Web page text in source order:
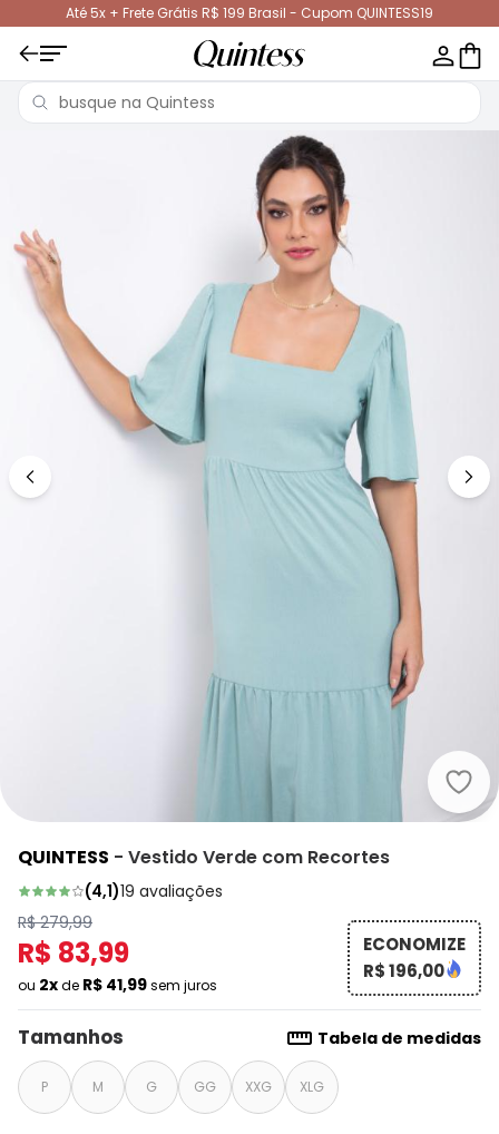
Até 5x + Frete Grátis R$ 199 Brasil - Cupom QUINTESS19
QUINTESS - Vestido Verde com Recortes
(4,1)19 avaliações
R$ 279,99
R$ 83,99
ou 2xde R$ 41,99sem juros
ECONOMIZE
R$ 196,00
Tamanhos Tabela de medidas
P M G GG XXG XLG